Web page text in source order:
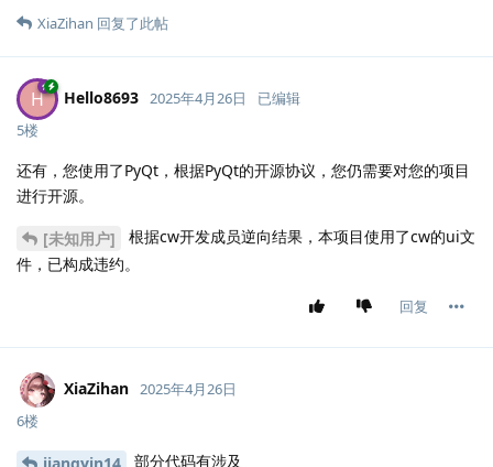
XiaZihan 回复了此帖
H Hello8693 2025年4月26日
已编辑
5楼
还有，您使用了PyQt，根据PyQt的开源协议，您仍需要对您的项目
进行开源。
[未知用户]
根据cw开发成员逆向结果，本项目使用了cw的ui文
件，已构成违约。
回复
XiaZihan 2025年4月26日
6楼
jiangyin14 部分代码有涉及